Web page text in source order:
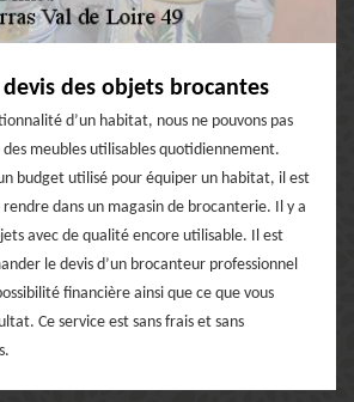
des objets brocantes
d’un habitat, nous ne pouvons pas
meubles utilisables quotidiennement.
budget utilisé pour équiper un habitat, il est
dans un magasin de brocanterie. Il y a
avec de qualité encore utilisable. Il est
le devis d’un brocanteur professionnel
financière ainsi que ce que vous
Ce service est sans frais et sans